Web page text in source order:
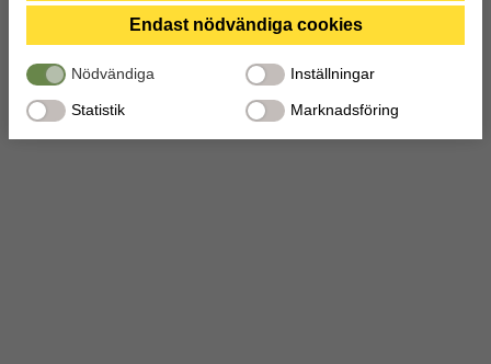
nedan bekräftar du att du samtycker till att data överförs till tredje land.
Endast nödvändiga cookies
Nödvändiga Inställningar
Statistik Marknadsföring